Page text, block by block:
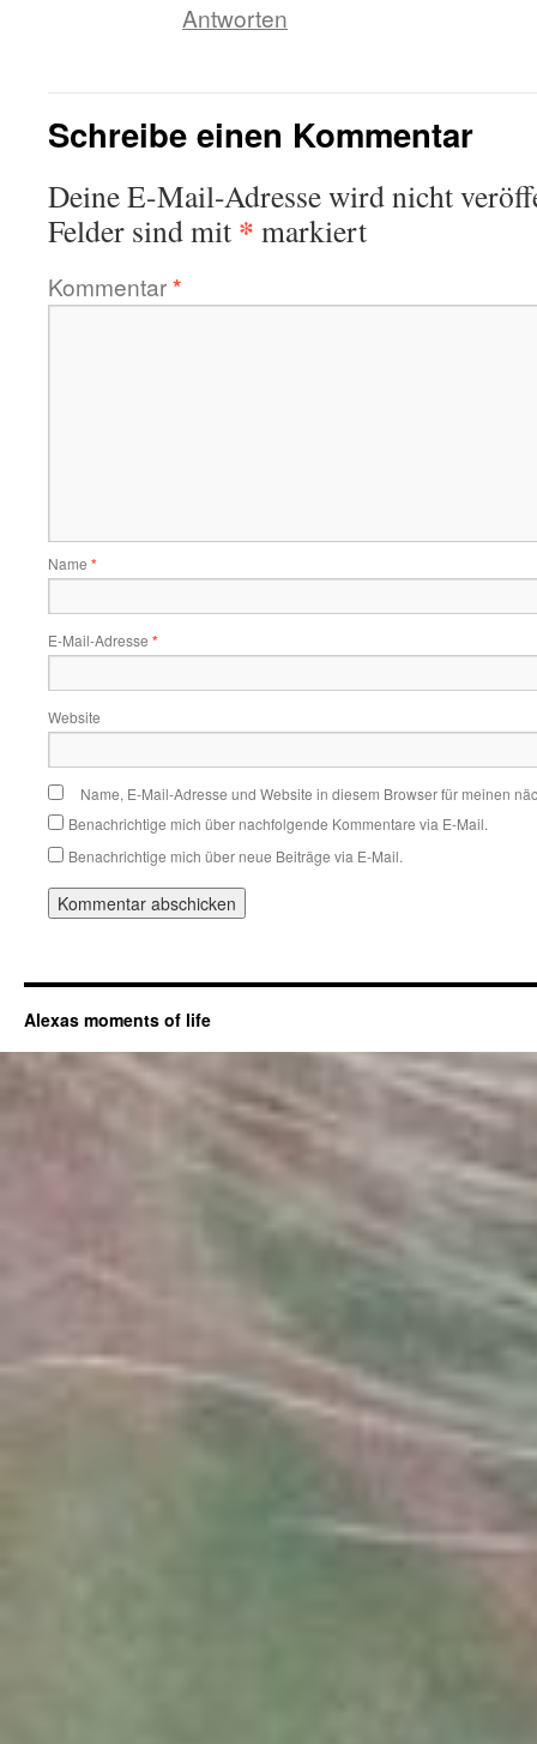
Antworten
Schreibe einen Kommentar
Deine E-Mail-Adresse wird nicht
Felder sind mit * markiert
Kommentar*
Name *
E-Mail-Adresse *
Website
Name, E-Mail-Adresse und Website in diesem Browser für meinen
Benachrichtige mich über nachfolgende Kommentare via E-Mail.
Benachrichtige mich über neue Beiträge via E-Mail.
Alexas moments of life